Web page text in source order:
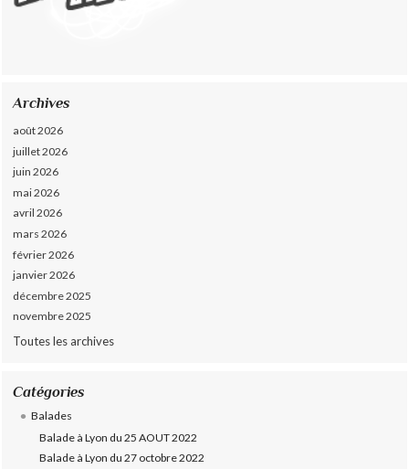
Archives
août 2026
juillet 2026
juin 2026
mai 2026
avril 2026
mars 2026
février 2026
janvier 2026
décembre 2025
novembre 2025
Toutes les archives
Catégories
Balades
Balade à Lyon du 25 AOUT 2022
Balade à Lyon du 27 octobre 2022